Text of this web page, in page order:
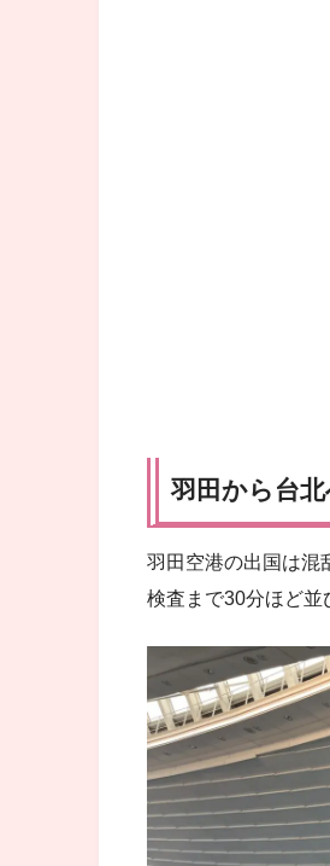
羽田から台北
羽田空港の出国は混
検査まで30分ほど並